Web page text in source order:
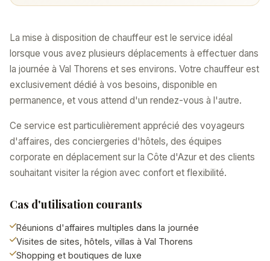
La mise à disposition de chauffeur est le service idéal
lorsque vous avez plusieurs déplacements à effectuer dans
la journée à Val Thorens et ses environs. Votre chauffeur est
exclusivement dédié à vos besoins, disponible en
permanence, et vous attend d'un rendez-vous à l'autre.
Ce service est particulièrement apprécié des voyageurs
d'affaires, des conciergeries d'hôtels, des équipes
corporate en déplacement sur la Côte d'Azur et des clients
souhaitant visiter la région avec confort et flexibilité.
Cas d'utilisation courants
Réunions d'affaires multiples dans la journée
Visites de sites, hôtels, villas à Val Thorens
Shopping et boutiques de luxe